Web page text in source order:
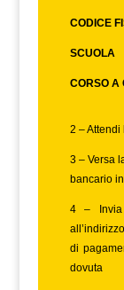
CODICE
SCUOLA
CORSO A
2 –
3 – Versa
bancario
4 – Invia
di
dovuta